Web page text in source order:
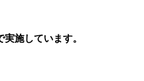
実施しています。